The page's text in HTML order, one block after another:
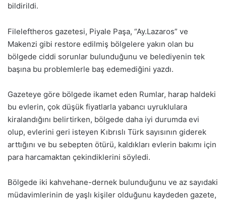
bildirildi.
Fileleftheros gazetesi, Piyale Paşa, “Ay.Lazaros” ve
Makenzi gibi restore edilmiş bölgelere yakın olan bu
bölgede ciddi sorunlar bulunduğunu ve belediyenin tek
başına bu problemlerle baş edemediğini yazdı.
Gazeteye göre bölgede ikamet eden Rumlar, harap haldeki
bu evlerin, çok düşük fiyatlarla yabancı uyruklulara
kiralandığını belirtirken, bölgede daha iyi durumda evi
olup, evlerini geri isteyen Kıbrıslı Türk sayısının giderek
arttığını ve bu sebepten ötürü, kaldıkları evlerin bakımı için
para harcamaktan çekindiklerini söyledi.
Bölgede iki kahvehane-dernek bulunduğunu ve az sayıdaki
müdavimlerinin de yaşlı kişiler olduğunu kaydeden gazete,